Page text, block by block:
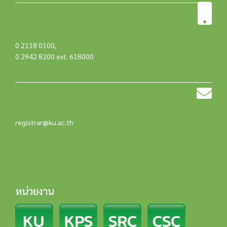
0 2118 0100,
0 2942 8200 ext. 618000
registrar@ku.ac.th
หน่วยงาน